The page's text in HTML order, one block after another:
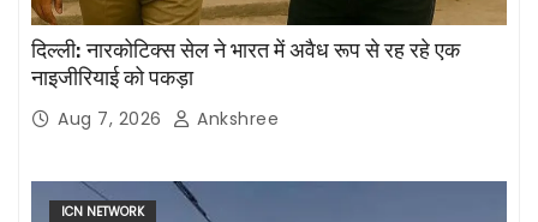
दिल्ली: नारकोटिक्स सेल ने भारत में अवैध रूप से रह रहे एक
नाइजीरियाई को पकड़ा
Aug 7, 2026 Ankshree
ICN NETWORK